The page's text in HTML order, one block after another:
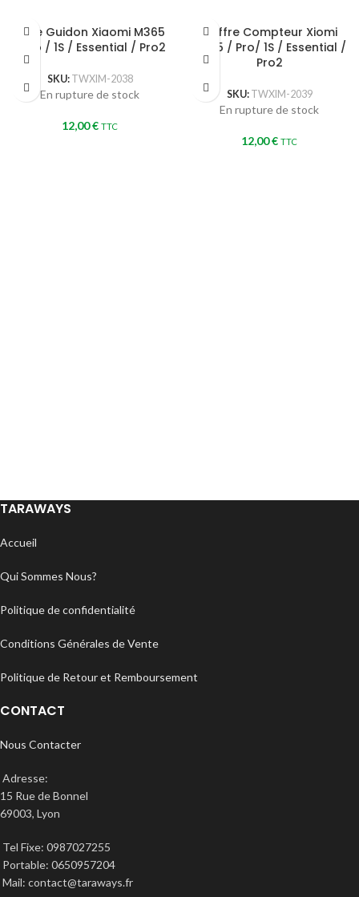
Bare Guidon Xiaomi M365
/ Pro / 1S / Essential / Pro2
SKU: TWXIM-2038
En rupture de stock
12,00€ TTC
Coffre Compteur Xiomi
M365 / Pro/ 1S / Essential /
Pro2
SKU: TWXIM-2039
En rupture de stock
12,00€ TTC
TARAWAYS
Accueil
Qui Sommes Nous?
Politique de confidentialité
Conditions Générales de Vente
Politique de Retour et Remboursement
CONTACT
Nous Contacter
Adresse:
15 Rue de Bonnel
69003, Lyon
Tel Fixe: 0987027255
Portable: 0650957204
Mail: contact@taraways.fr